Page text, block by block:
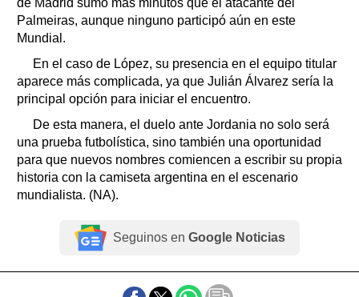
Palmeiras, aunque ninguno participó aún en este
Mundial.
En el caso de López, su presencia en el equipo titular
aparece más complicada, ya que Julián Álvarez sería la
principal opción para iniciar el encuentro.
De esta manera, el duelo ante Jordania no solo será
una prueba futbolística, sino también una oportunidad
para que nuevos nombres comiencen a escribir su propia
historia con la camiseta argentina en el escenario
mundialista. (NA).
Seguinos en Google Noticias